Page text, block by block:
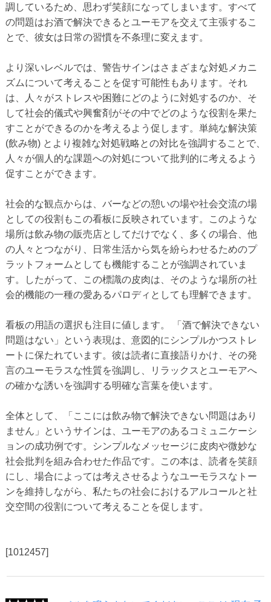
調しているため、思わず笑顔になってしまいます。すべて
の問題はお酒で解決できるとユーモアを交えて主張するこ
とで、彼女は日常の習慣を不条理に変えます。
より深いレベルでは、警告サインはさまざまな対処メカニ
ズムについて考えることを促す可能性もあります。それ
は、人々がストレスや困難にどのように対処するのか、そ
して社会的儀式や興奮剤がその中でどのような役割を果た
すことができるのかを考えるよう促します。単純な解決策
(飲み物) とより複雑な対処戦略との対比を強調することで、
人々が個人的な課題への対処について批判的に考えるよう
促すことができます。
社会的な観点からは、バーなどの憩いの場や社会交流の場
としての役割もこの看板に反映されています。このような
場所は飲み物の販売店としてだけでなく、多くの場合、他
の人々とつながり、日常生活から気を紛らわせるためのプ
ラットフォームとしても機能することが強調されていま
す。したがって、この標識の皮肉は、そのような場所の社
会的機能の一種の愛あるパロディとしても理解できます。
看板の用語の選択も注目に値します。 「酒で解決できない
問題はない」という表現は、意図的にシンプルかつストレ
ートに保たれています。彼は読者に直接語りかけ、その発
言のユーモラスな性質を強調し、リラックスとユーモアへ
の確かな誘いを強調する明確な言葉を使います。
全体として、「ここには飲み物で解決できない問題はあり
ません」というサインは、ユーモアのあるコミュニケーシ
ョンの成功例です。シンプルなメッセージに皮肉や微妙な
社会批判を組み合わせた作品です。この本は、読者を笑顔
にし、場合によっては考えさせるようなユーモラスなトー
ンを維持しながら、私たちの社会におけるアルコールと社
交空間の役割について考えることを促します。
[1012457]